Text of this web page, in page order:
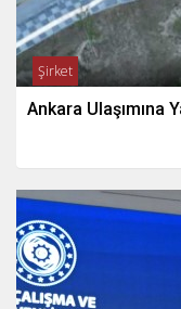
Şirket
Ankara Ulaşımına